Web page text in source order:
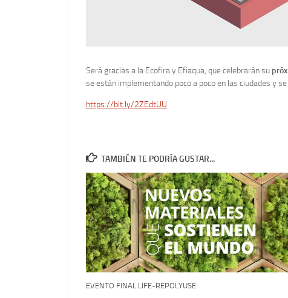
Será gracias a la Ecofira y Efiaqua, que celebrarán su
se están implementando poco a poco en las ciudades y
https://bit.ly/2ZEdtUU
TAMBIÉN TE PODRÍA GUSTAR...
EVENTO FINAL LIFE-REPOLYUSE